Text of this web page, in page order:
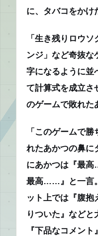
に、タバコをかけ
「生き残りロウ
ンジ」など奇抜な
字になるように並
て計算式を成立さ
のゲームで敗れ
「このゲームで
れたあかつの鼻に
にあかつは『最
最高……』と一言
ット上では『腹抱
りついた』などと
『下品なコメン